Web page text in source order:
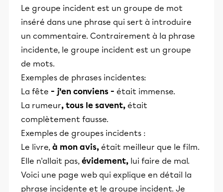
Le groupe incident est un groupe de mot
inséré dans une phrase qui sert à introduire
un commentaire. Contrairement à la phrase
incidente, le groupe incident est un groupe
de mots.
Exemples de phrases incidentes:
La fête - j'en conviens - était immense.
La rumeur, tous le savent, était
complètement fausse.
Exemples de groupes incidents :
Le livre, à mon avis, était meilleur que le film.
Elle n'allait pas, évidement, lui faire de mal.
Voici une page web qui explique en détail la
phrase incidente et le groupe incident. Je